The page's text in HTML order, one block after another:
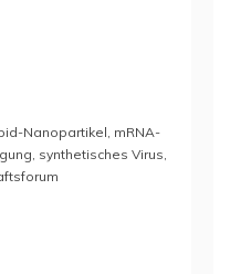
Nanopartikel, mRNA-
, synthetisches Virus,